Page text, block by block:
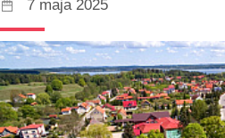
7 maja 2025